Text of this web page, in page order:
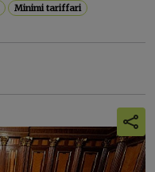
Minimi tariffari